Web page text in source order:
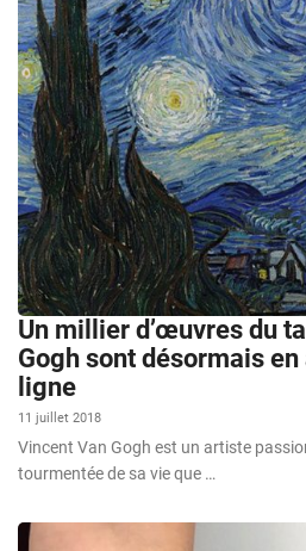
Un millier d’œuvres du
Gogh sont désormais
ligne
11 juillet 2018
Vincent Van Gogh est un artiste
tourmentée de sa vie que …